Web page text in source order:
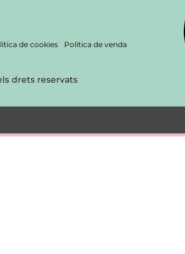
de cookies Política de venda
drets reservats